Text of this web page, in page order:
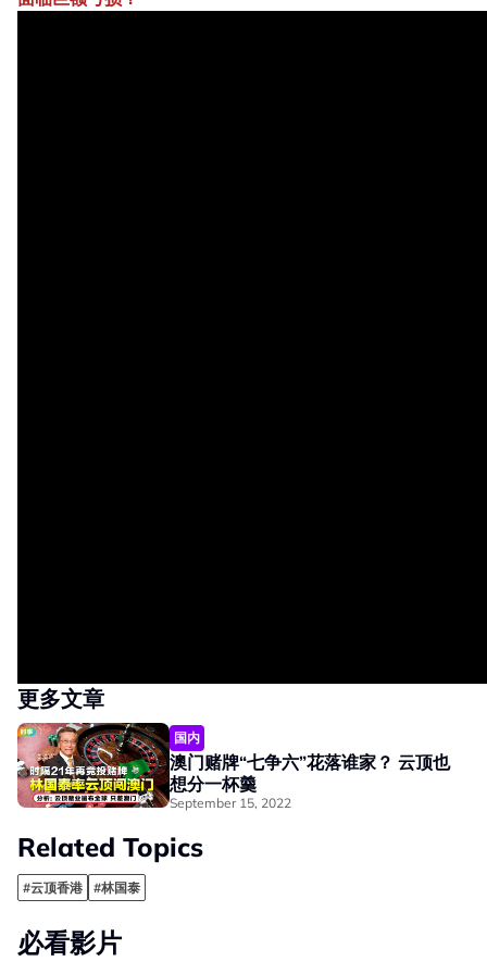
更多文章
国内
澳门赌牌“七争六”花落谁家？ 云顶也
想分一杯羹
September 15, 2022
Related Topics
#云顶香港 #林国泰
必看影片